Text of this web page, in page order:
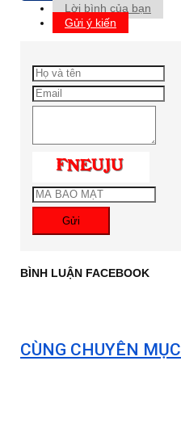
Lời bình của bạn
Gửi ý kiến
Gửi
BÌNH LUẬN FACEBOOK
CÙNG CHUYÊN MỤC